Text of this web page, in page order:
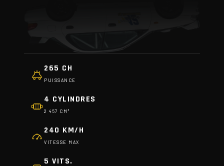
265 CH
PUISSANCE
4 CYLINDRES
2 457 CM³
240 KM/H
VITESSE MAX
5 VITS.